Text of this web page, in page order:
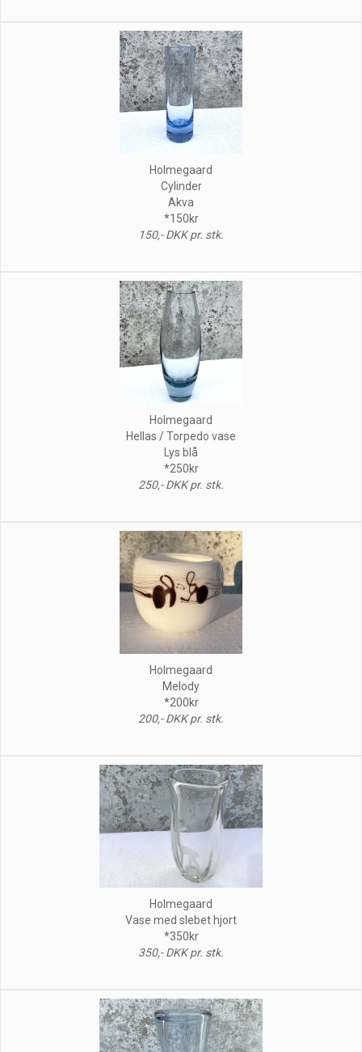
Holmegaard
Cylinder
Akva
*150kr
150,- DKK pr. stk.
Holmegaard
Hellas / Torpedo vase
Lys blå
*250kr
250,- DKK pr. stk.
Holmegaard
Melody
*200kr
200,- DKK pr. stk.
Holmegaard
Vase med slebet hjort
*350kr
350,- DKK pr. stk.